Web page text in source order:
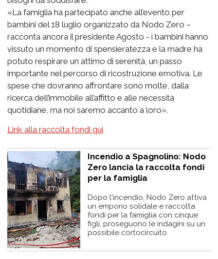
«La famiglia ha partecipato anche all’evento per
bambini del 18 luglio organizzato da Nodo Zero –
racconta ancora il presidente Agosto - i bambini hanno
vissuto un momento di spensieratezza e la madre ha
potuto respirare un attimo di serenità, un passo
importante nel percorso di ricostruzione emotiva. Le
spese che dovranno affrontare sono molte, dalla
ricerca dell’immobile all’affitto e alle necessità
quotidiane, ma noi saremo accanto a loro».
Link alla raccolta fondi qui
Incendio a Spagnolino: Nodo
Zero lancia la raccolta fondi
per la famiglia
Dopo l'incendio, Nodo Zero attiva
un emporio solidale e raccolta
fondi per la famiglia con cinque
figli, proseguono le indagini su un
possibile cortocircuito